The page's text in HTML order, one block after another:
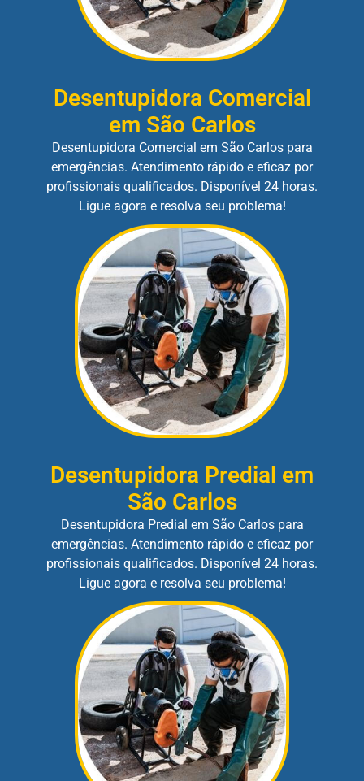
Desentupidora Comercial
em São Carlos
Desentupidora Comercial em São Carlos para
emergências. Atendimento rápido e eficaz por
profissionais qualificados. Disponível 24 horas.
Ligue agora e resolva seu problema!
Desentupidora Predial em
São Carlos
Desentupidora Predial em São Carlos para
emergências. Atendimento rápido e eficaz por
profissionais qualificados. Disponível 24 horas.
Ligue agora e resolva seu problema!